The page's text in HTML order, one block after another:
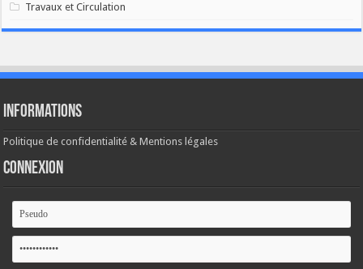
Travaux et Circulation
Informations
Politique de confidentialité & Mentions légales
Connexion